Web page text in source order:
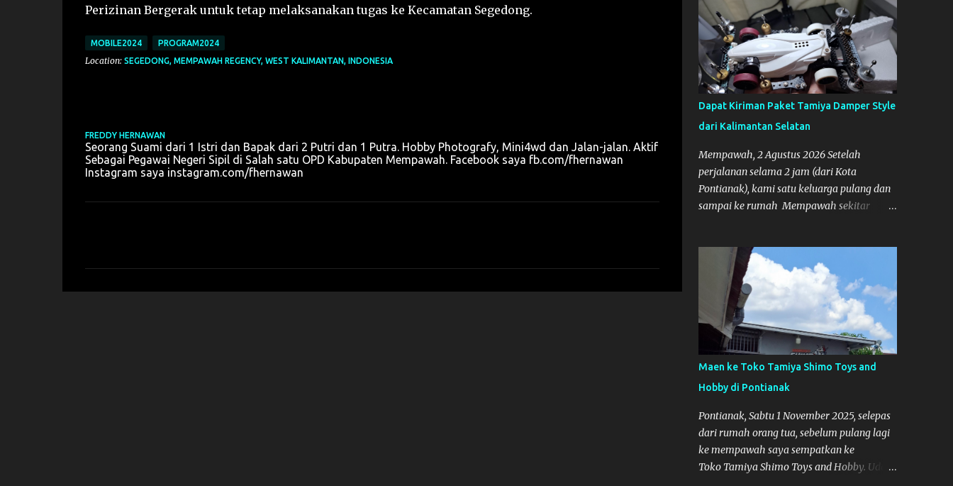
Perizinan Bergerak untuk tetap melaksanakan tugas ke Kecamatan Segedong.
MOBILE2024 PROGRAM2024
Location: SEGEDONG, MEMPAWAH REGENCY, WEST KALIMANTAN, INDONESIA
FREDDY HERNAWAN
Seorang Suami dari 1 Istri dan Bapak dari 2 Putri dan 1 Putra. Hobby Photografy, Mini4wd dan Jalan-jalan. Aktif
Sebagai Pegawai Negeri Sipil di Salah satu OPD Kabupaten Mempawah. Facebook saya fb.com/fhernawan
Instagram saya instagram.com/fhernawan
Dapat Kiriman Paket Tamiya Damper Style
dari Kalimantan Selatan
Mempawah, 2 Agustus 2026 Setelah
perjalanan selama 2 jam (dari Kota
Pontianak), kami satu keluarga pulang dan
sampai ke rumah Mempawah sekitar
Kalimantan Selatan. Tamiya IDC
Maen ke Toko Tamiya Shimo Toys and
Hobby di Pontianak
Pontianak, Sabtu 1 November 2025, selepas
dari rumah orang tua, sebelum pulang lagi
ke mempawah saya sempatkan ke
Toko Tamiya Shimo Toys and Hobby. Udah